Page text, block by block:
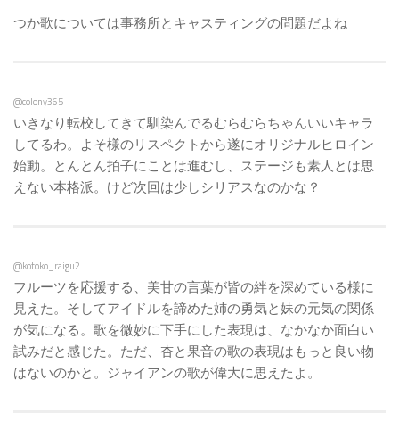
つか歌については事務所とキャスティングの問題だよね
@colony365
いきなり転校してきて馴染んでるむらむらちゃんいいキャラ
してるわ。よそ様のリスペクトから遂にオリジナルヒロイン
始動。とんとん拍子にことは進むし、ステージも素人とは思
えない本格派。けど次回は少しシリアスなのかな？
@kotoko_raigu2
フルーツを応援する、美甘の言葉が皆の絆を深めている様に
見えた。そしてアイドルを諦めた姉の勇気と妹の元気の関係
が気になる。歌を微妙に下手にした表現は、なかなか面白い
試みだと感じた。ただ、杏と果音の歌の表現はもっと良い物
はないのかと。ジャイアンの歌が偉大に思えたよ。